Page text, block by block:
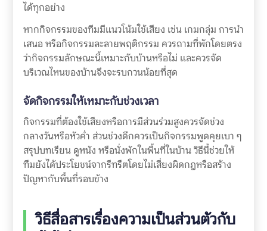
ได้ทุกอย่าง
หากกิจกรรมของทีมมีแนวโน้มใช้เสียง เช่น เกมกลุ่ม การนำ
เสนอ หรือกิจกรรมละลายพฤติกรรม ควรถามที่พักโดยตรง
ว่ากิจกรรมลักษณะนี้เหมาะกับบ้านหรือไม่ และควรจัด
บริเวณไหนของบ้านจึงจะรบกวนน้อยที่สุด
จัดกิจกรรมให้เหมาะกับช่วงเวลา
กิจกรรมที่ต้องใช้เสียงหรือการมีส่วนร่วมสูงควรจัดช่วง
กลางวันหรือหัวค่ำ ส่วนช่วงดึกควรเป็นกิจกรรมพูดคุยเบา ๆ
สรุปบทเรียน ดูหนัง หรือนั่งพักในพื้นที่ในบ้าน วิธีนี้ช่วยให้
ทีมยังได้ประโยชน์จากรีทรีตโดยไม่เสี่ยงผิดกฎหรือสร้าง
ปัญหากับพื้นที่รอบข้าง
วิธีสื่อสารเรื่องความเป็นส่วนตัวกับ